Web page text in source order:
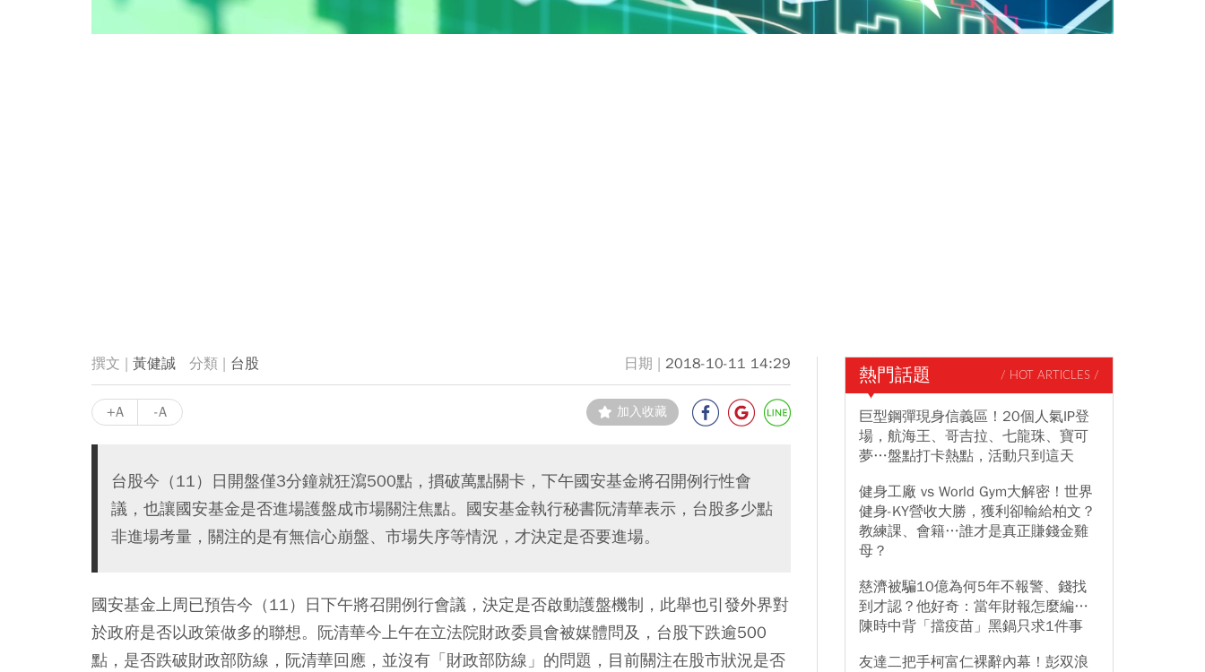
黃健誠 台股 2018-10-11 14:29
+A -A 加入收藏
台股今（11）日開盤僅3分鐘就狂瀉500點，摜破萬點關卡，下午國安基金將召開例行性會
議，也讓國安基金是否進場護盤成市場關注焦點。國安基金執行秘書阮清華表示，台股多少點
非進場考量，關注的是有無信心崩盤、市場失序等情況，才決定是否要進場。
國安基金上周已預告今（11）日下午將召開例行會議，決定是否啟動護盤機制，此舉也引發外界對
於政府是否以政策做多的聯想。阮清華今上午在立法院財政委員會被媒體問及，台股下跌逾500
點，是否跌破財政部防線，阮清華回應，並沒有「財政部防線」的問題，目前關注在股市狀況是否
熱門話題 / HOT ARTICLES /
巨型鋼彈現身信義區！20個人氣IP登
場，航海王、哥吉拉、七龍珠、寶可
夢…盤點打卡熱點，活動只到這天
健身工廠 vs World Gym大解密！世界
健身-KY營收大勝，獲利卻輸給柏文？
教練課、會籍…誰才是真正賺錢金雞
母？
慈濟被騙10億為何5年不報警、錢找
到才認？他好奇：當年財報怎麼編…
陳時中背「擋疫苗」黑鍋只求1件事
友達二把手柯富仁裸辭內幕！彭双浪